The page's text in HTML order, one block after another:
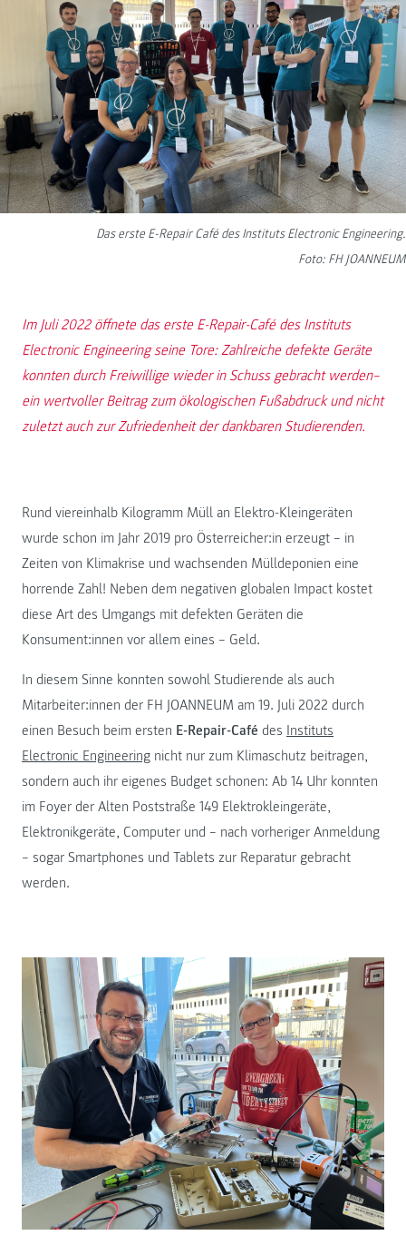
Das erste E-Repair Café des Instituts Electronic Engineering.
Foto: FH JOANNEUM
Im Juli 2022 öffnete das erste E-Repair-Café des Instituts
Electronic Engineering seine Tore: Zahlreiche defekte Geräte
konnten durch Freiwillige wieder in Schuss gebracht werden–
ein wertvoller Beitrag zum ökologischen Fußabdruck und nicht
zuletzt auch zur Zufriedenheit der dankbaren Studierenden.
Rund viereinhalb Kilogramm Müll an Elektro-Kleingeräten
wurde schon im Jahr 2019 pro Österreicher:in erzeugt – in
Zeiten von Klimakrise und wachsenden Mülldeponien eine
horrende Zahl! Neben dem negativen globalen Impact kostet
diese Art des Umgangs mit defekten Geräten die
Konsument:innen vor allem eines – Geld.
In diesem Sinne konnten sowohl Studierende als auch
Mitarbeiter:innen der FH JOANNEUM am 19. Juli 2022 durch
einen Besuch beim ersten E-Repair-Café des Instituts
Electronic Engineering nicht nur zum Klimaschutz beitragen,
sondern auch ihr eigenes Budget schonen: Ab 14 Uhr konnten
im Foyer der Alten Poststraße 149 Elektrokleingeräte,
Elektronikgeräte, Computer und – nach vorheriger Anmeldung
– sogar Smartphones und Tablets zur Reparatur gebracht
werden.